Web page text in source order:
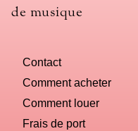
de musique
Contact
Comment acheter
Comment louer
Frais de port